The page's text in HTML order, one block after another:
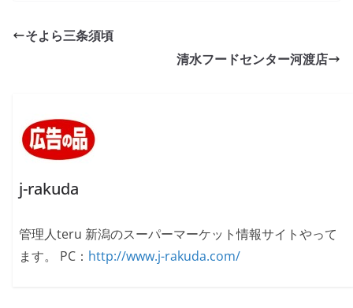
そよら三条須頃
清水フードセンター河渡店
j-rakuda
管理人teru 新潟のスーパーマーケット情報サイトやって
ます。 PC： http://www.j-rakuda.com/